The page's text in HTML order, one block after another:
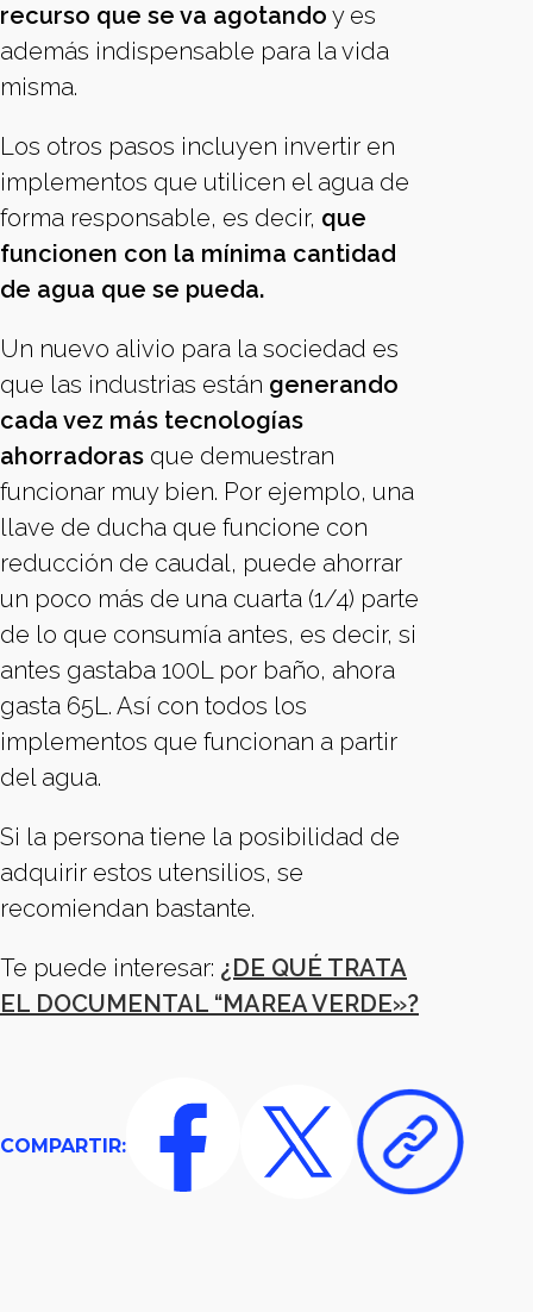
recurso que se va agotando y es
además indispensable para la vida
misma.
Los otros pasos incluyen invertir en
implementos que utilicen el agua de
forma responsable, es decir, que
funcionen con la mínima cantidad
de agua que se pueda.
Un nuevo alivio para la sociedad es
que las industrias están generando
cada vez más tecnologías
ahorradoras que demuestran
funcionar muy bien. Por ejemplo, una
llave de ducha que funcione con
reducción de caudal, puede ahorrar
un poco más de una cuarta (1/4) parte
de lo que consumía antes, es decir, si
antes gastaba 100L por baño, ahora
gasta 65L. Así con todos los
implementos que funcionan a partir
del agua.
Si la persona tiene la posibilidad de
adquirir estos utensilios, se
recomiendan bastante.
Te puede interesar: ¿DE QUÉ TRATA
EL DOCUMENTAL “MAREA VERDE»?
COMPARTIR: